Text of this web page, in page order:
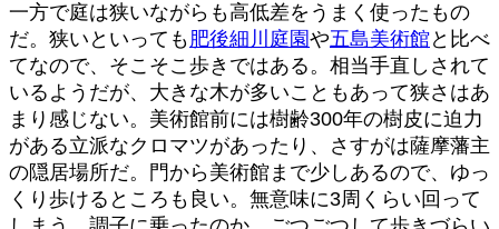
一方で庭は狭いながらも高低差をうまく使ったもの
だ。狭いといっても肥後細川庭園や五島美術館と比べ
てなので、そこそこ歩きではある。相当手直しされて
いるようだが、大きな木が多いこともあって狭さはあ
まり感じない。美術館前には樹齢300年の樹皮に迫力
がある立派なクロマツがあったり、さすがは薩摩藩主
の隠居場所だ。門から美術館まで少しあるので、ゆっ
くり歩けるところも良い。無意味に3周くらい回って